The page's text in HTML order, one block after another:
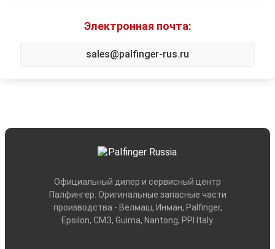
Электронная почта:
sales@palfinger-rus.ru